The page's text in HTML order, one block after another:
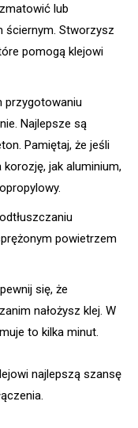
lub
ściernym. Stworzysz
pomogą klejowi
przygotowaniu
Najlepsze są
Pamiętaj, że jeśli
jak aluminium,
powietrzem
się, że
nałożysz klej. W
to kilka minut.
najlepszą szansę